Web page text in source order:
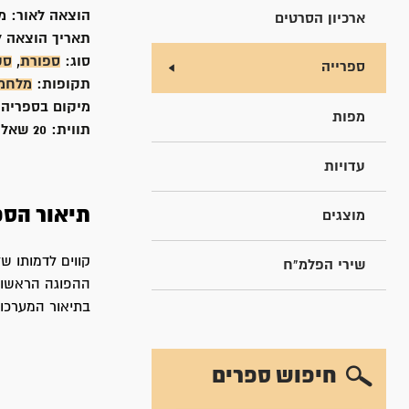
ארכיון הסרטים
ספרייה
מפות
עדויות
מוצגים
שירי הפלמ"ח
חיפוש ספרים
הוצאה לאור:
תאריך הוצאה
סוג: ספורת,
תקופות:
מיקום
תווית: 20 שאל
תיאור
קווים לדמותו
ההפוגה
בתיאור